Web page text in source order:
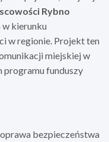
Rybno
w kierunku
w regionie. Projekt ten
miejskiej w
programu funduszy
bezpieczeństwa